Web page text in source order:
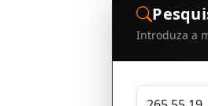
Introduza a